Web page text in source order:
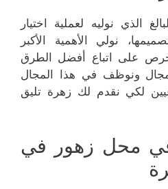
الذي نوليه لعملية اختيار
نولي الأهمية الأكبر
على اتباع أفضل الطرق
ونوظف في هذا المجال
لكي نقدم لك زهرة تليق
محل زهور في